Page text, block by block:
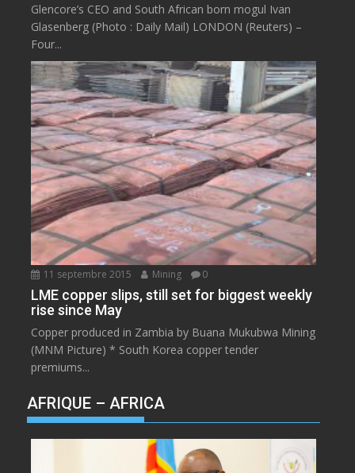
Glencore’s CEO and South African born mogul Ivan
Glasenberg (Photo : Daily Mail) LONDON (Reuters) –
Four...
11 septembre 2015 Mining 0
LME copper slips, still set for biggest weekly
rise since May
Copper produced in Zambia by Buana Mukubwa Mining
(MNM Picture) * South Korea copper tender
premiums...
AFRIQUE – AFRICA